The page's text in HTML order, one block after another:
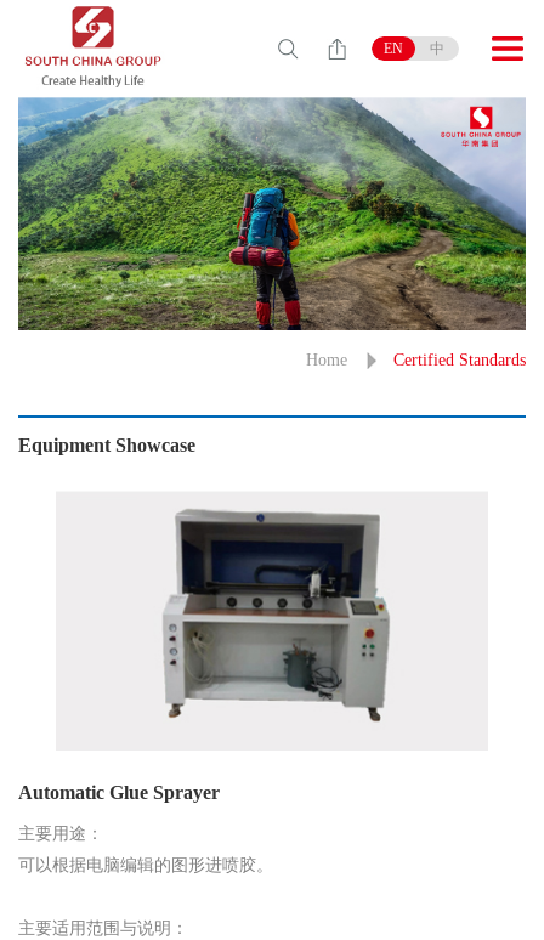
EN 中
Home Certified Standards
Equipment Showcase
Automatic Glue Sprayer
主要用途：
可以根据电脑编辑的图形进喷胶。
主要适用范围与说明：